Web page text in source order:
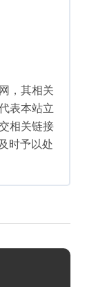
，其相关
表本站立
相关链接
时予以处